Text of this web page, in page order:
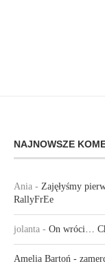
NAJNOWSZE
Ania - Zajęłyśmy
RallyFrEe
jolanta - On wróci…
Amelia Bartoń -